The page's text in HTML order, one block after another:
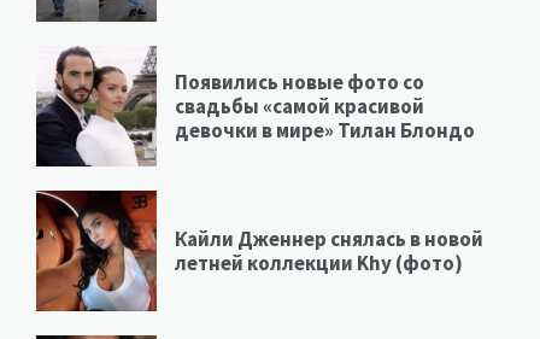
Появились новые фото со
свадьбы «самой красивой
девочки в мире» Тилан Блондо
Кайли Дженнер снялась в новой
летней коллекции Khy (фото)